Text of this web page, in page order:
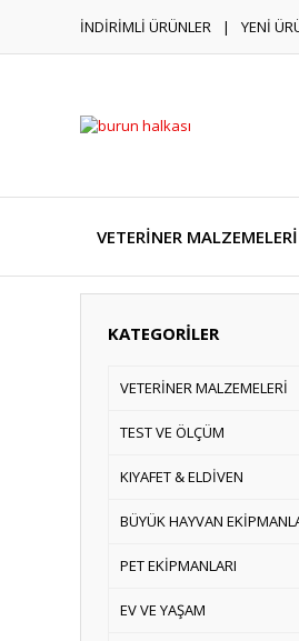
İNDİRİMLİ ÜRÜNLER YENİ
VETERİNER MALZEMELERİ
KATEGORİLER
VETERİNER MALZEMELERİ
TEST VE ÖLÇÜM
KIYAFET & ELDİVEN
BÜYÜK HAYVAN
PET EKİPMANLARI
EV VE YAŞAM